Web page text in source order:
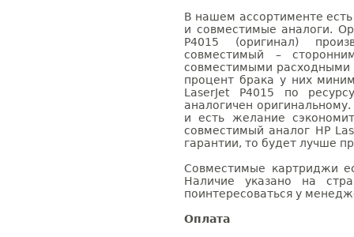
В нашем ассортименте
и совместимые аналоги.
P4015 (оригинал)
совместимый –
совместимыми расходными
процент брака у них
LaserJet P4015 по
аналогичен
и есть желание
совместимый аналог HP
гарантии, то будет лучше
Совместимые картриджи
Наличие указано на
поинтересоваться у
Оплата